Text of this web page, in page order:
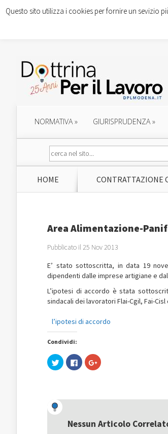
NORMATIVA» GIURISPRUDENZA»
HOME CONTRATTAZIONE
Area Alimentazione-
Pubblicato il 25 Nov 2013
E’ stato sottoscritta, in data 19
dipendenti dalle imprese artigiane e
L’ipotesi di accordo è stata
sindacali dei lavoratori Flai-Cgil, Fai-Cisl
l’ipotesi di accordo
Condividi:
Fai
clic
(Si
apre
una
nuova
Fai
clic
nuova
finestra)
Fai
clic
una
nuova
Nessun Articolo
Questo sito utilizza i cookies per fornire un sevizio